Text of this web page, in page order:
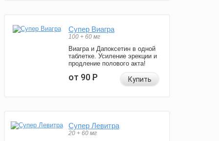
Супер Виагра
100 + 60 мг
Виагра и Дапоксетин в одной
таблетке. Усиление эрекции и
продление полового акта!
от 90Р Купить
Супер Левитра
20 + 60 мг